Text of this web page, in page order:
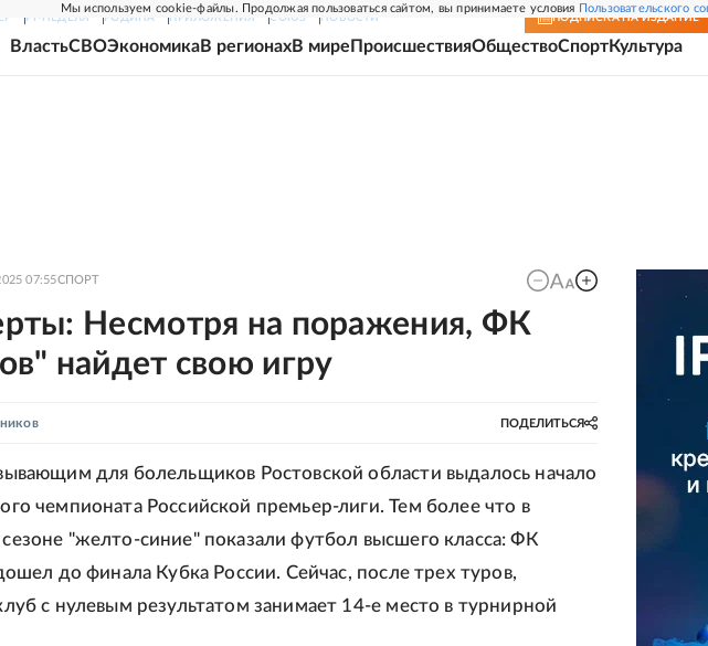
Мы используем cookie-файлы. Продолжая пользоваться сайтом, вы принимаете условия Пользовательского
РГ-НЕДЕЛЯ РОДИНА ПРИЛОЖЕНИЯ СОЮЗ НОВОСТИ ПОДПИСКА НА ИЗДАНИЕ
ВластьСВОЭкономикаВ регионахВ мире ПроисшествияОбществоСпортКультура
07:55СПОРТ
Несмотря на поражения, ФК
найдет свою игру
ПОДЕЛИТЬСЯ
для болельщиков Ростовской области выдалось начало
чемпионата Российской премьер-лиги. Тем более что в
"желто-синие" показали футбол высшего класса: ФК
до финала Кубка России. Сейчас, после трех туров,
с нулевым результатом занимает 14-е место в турнирной